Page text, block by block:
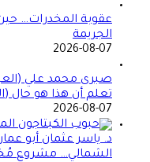
عقوبة المخدرات…
الجريمة
2026-08-07
صبرى محمد علي
تعلم أن هذا هو حال
2026-08-07
د. ياسر عثمان أبو
الشمالي… مشروع